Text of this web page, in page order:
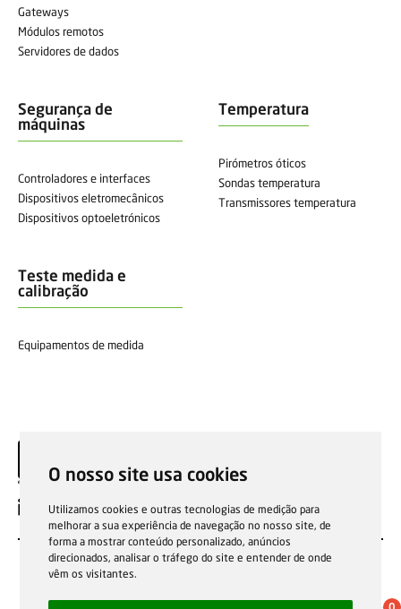
O nosso site usa cookies
Utilizamos cookies e outras tecnologias de medição para
melhorar a sua experiência de navegação no nosso site, de
forma a mostrar conteúdo personalizado, anúncios
direcionados, analisar o tráfego do site e entender de onde
vêm os visitantes.
Gateways
Módulos remotos
Servidores de dados
Segurança de
máquinas
Controladores e interfaces
Dispositivos eletromecânicos
Dispositivos optoeletrónicos
Temperatura
Pirómetros óticos
Sondas temperatura
Transmissores temperatura
Teste medida e
calibração
Equipamentos de medida
PT